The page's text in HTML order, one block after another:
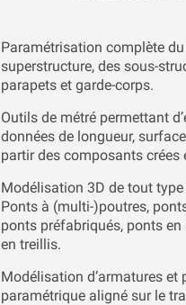
Paramétrisation complète du
superstructure, des sous-
parapets et garde-corps.
Outils de métré permettant
données de longueur,
partir des composants crées
Modélisation 3D de tout type
Ponts à (multi-)poutres,
ponts préfabriqués, ponts
en treillis.
Modélisation d’armatures et
paramétrique aligné sur le